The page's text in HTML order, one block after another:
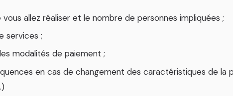
allez réaliser et le nombre de personnes impliquées ;
services ;
modalités de paiement ;
en cas de changement des caractéristiques de la